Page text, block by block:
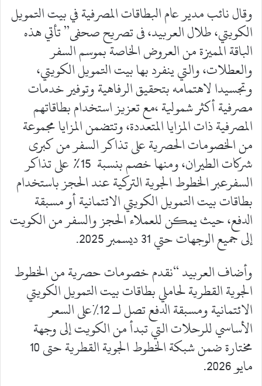
وقال نائب مدير عام البطاقات المصرفية في بيت التمويل
الكويتي، طلال العربيد، فى تصريح صحفى” تأتي هذه
الباقة المميزة من العروض الخاصة بموسم السفر
والعطلات، والتي ينفرد بها بيت التمويل الكويتي،
وتجسيدا لاهتمامه بتحقيق الرفاهية وتوفير خدمات
مصرفية أكثر شمولية ،مع تعزيز استخدام بطاقاتهم
المصرفية ذات المزايا المتعددة، وتتضمن المزايا مجموعة
من الخصومات الحصرية على تذاكر السفر من كبرى
شركات الطيران، ومنها خصم بنسبة 15% على تذاكر
السفرعبر الخطوط الجوية التركية عند الحجز باستخدام
بطاقات بيت التمويل الكويتي الائتمانية أو مسبقة
الدفع، حيث يمكن للعملاء الحجز والسفر من الكويت
إلى جميع الوجهات حتي 31 ديسمبر 2025.
وأضاف العربيد “نقدم خصومات حصرية من الخطوط
الجوية القطرية لحاملي بطاقات بيت التمويل الكويتي
الائتمانية ومسبقة الدفع تصل لـ 12٪على السعر
الأساسي للرحلات التي تبدأ من الكويت إلى وجهة
مختارة ضمن شبكة الخطوط الجوية القطرية حتى 10
مايو 2026.